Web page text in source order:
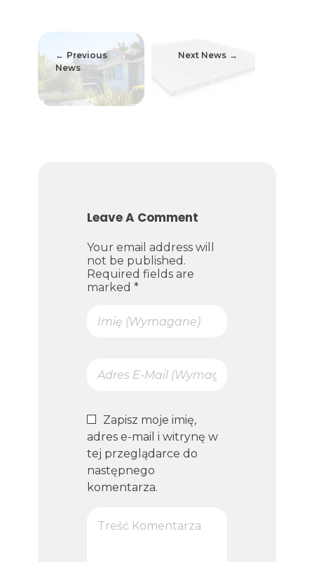
Previous
News
Next News
Leave A Comment
Your email address will
not be published.
Required fields are
marked *
Zapisz moje imię,
adres e-mail i witrynę w
tej przeglądarce do
następnego
komentarza.